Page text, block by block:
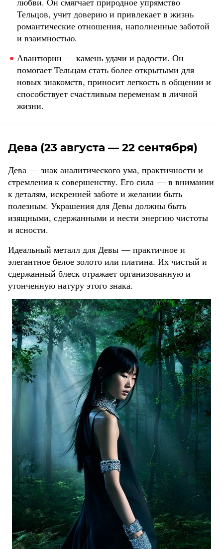
Тельцов, учит доверию и привлекает в жизнь
романтические отношения, наполненные заботой
и взаимностью.
Авантюрин — камень удачи и радости. Он
помогает Тельцам стать более открытыми для
новых знакомств, приносит легкость в общении и
способствует счастливым переменам в личной
жизни.
Дева (23 августа — 22 сентября)
Дева — знак аналитического ума, практичности и
стремления к совершенству. Его сила — в внимании
к деталям, искренней заботе и желании быть
полезным. Украшения для Девы должны быть
изящными, сдержанными и нести энергию чистоты
и ясности.
Идеальный металл для Девы — практичное и
элегантное белое золото или платина. Их чистый и
сдержанный блеск отражает организованную и
утонченную натуру этого знака.